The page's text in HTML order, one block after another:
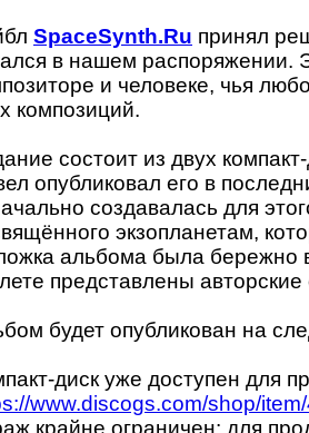
SpaceSynth.Ru принял
в нашем распоряжении.
и человеке, чья
композиций.
состоит из двух
опубликовал его в
создавалась для
экзопланетам,
альбома была бережно
представлены
будет опубликован на
диск уже доступен для
www.discogs.com/shop/
крайне ограничен: для